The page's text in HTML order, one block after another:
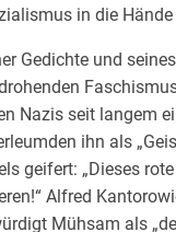
in die Hände
Gedichte und
Nazis seit langem
ihn als
geifert: „Dieses
Alfred
Mühsam als